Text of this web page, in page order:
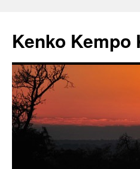
Kenko Kempo